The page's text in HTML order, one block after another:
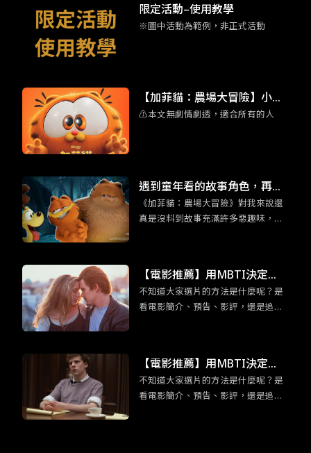
限定活動–使用教學
※圖中活動為範例，非正式活動
【加菲貓：農場大冒險】小加
菲擄獲人心 彩蛋滿滿的家庭喜
⚠️本文無劇情劇透，適合所有的人
遇到童年看的故事角色，再世
故的大人們，也會回到孩提時
期的模樣。
《加菲貓：農場大冒險》對我來說還
真是沒料到故事充滿許多惡趣味，外
身為加菲貓鐵粉們還不看爆？
【電影推薦】用MBTI決定
吧！適合「渴望深度交流」EN
FP競選者的五部電影
不知道大家選片的方法是什麼呢？是
看電影簡介、預告、影評，還是追各
曾想過要看的片一個機會喔！在正文
開始前，我們先來認識ENFP競選者
吧！ENFP競選者看似外向活潑，交友
【電影推薦】用MBTI決定
吧！ESTP企業家「足智多謀」
的五部電影
不知道大家選片的方法是什麼呢？是
看電影簡介、預告、影評，還是追各